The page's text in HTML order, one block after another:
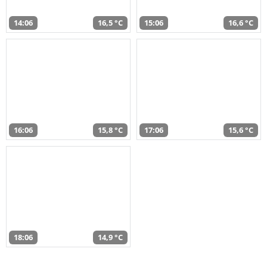
14:06 16,5 °C 15:06 16,6 °C
16:06 15,8 °C 17:06 15,6 °C
18:06 14,9 °C